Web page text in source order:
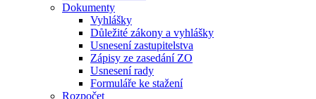
Dokumenty
Vyhlášky
Důležité zákony a vyhlášky
Usnesení zastupitelstva
Zápisy ze zasedání ZO
Usnesení rady
Formuláře ke stažení
Rozpočet